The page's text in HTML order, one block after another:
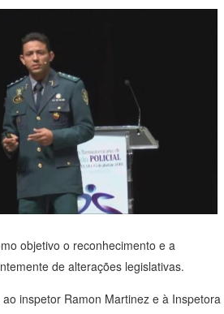
objetivo o reconhecimento e a
de alterações legislativas.
inspetor Ramon Martinez e à Inspetora